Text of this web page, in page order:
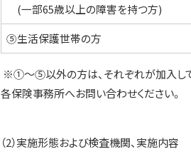
(一部65歳以上の障害を持つ方)
⑤生活保護世帯の方
※①～⑤以外の方は、それぞれが加入し
各保険事務所へお問い合わせください。
（2）実施形態および検査機関、実施内容